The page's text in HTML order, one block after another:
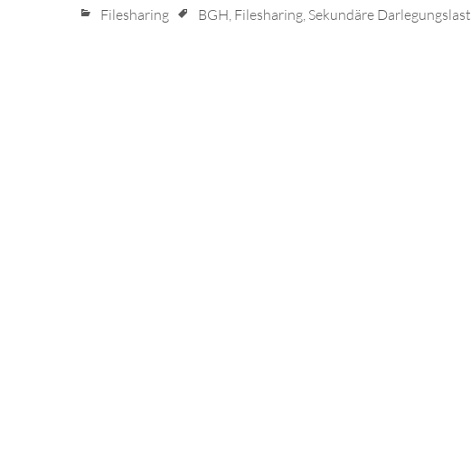
Filesharing BGH Filesharing Sekundäre Darlegungslast